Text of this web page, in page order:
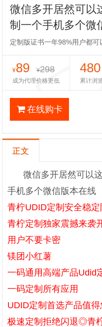
微信多开居然可以
制一个手机多个微
定制版证书一年98%用户都可
¥89 ¥298
成为代理价格更低
480
累计浏
在线购卡
正文
微信多开居然可以
手机多个微信版本在线
青柠UDID定制安全稳定
青柠定制独家震撼来袭
用户不要卡密
镁团小红薯
一码通用高端产品Udid
一码定制所有应用
UDID定制首选产品值
极速定制拒绝闪退◎青